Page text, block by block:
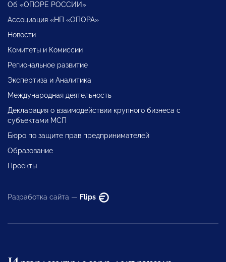
Об «ОПОРЕ РОССИИ»
Ассоциация «НП «ОПОРА»
Новости
Комитеты и Комиссии
Региональное развитие
Экспертиза и Аналитика
Международная деятельность
Декларация о взаимодействии крупного бизнеса с
субъектами МСП
Бюро по защите прав предпринимателей
Образование
Проекты
Разработка сайта — Flips